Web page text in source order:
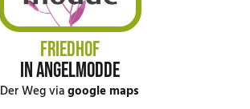
FRIEDHOF
IN ANGELMODDE
Der Weg viagoogle maps